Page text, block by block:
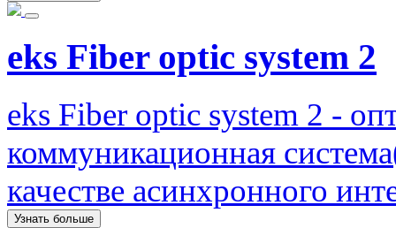
eks Fiber optic system 2
eks Fiber optic system 2 -
коммуникационная
качестве асинхронного
Узнать больше